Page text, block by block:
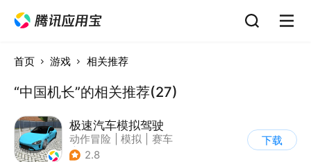
首页 游戏 相关推荐
“中国机长”的相关推荐(27)
极速汽车模拟驾驶
动作冒险 模拟
赛车
| 漂移
2.8
下载